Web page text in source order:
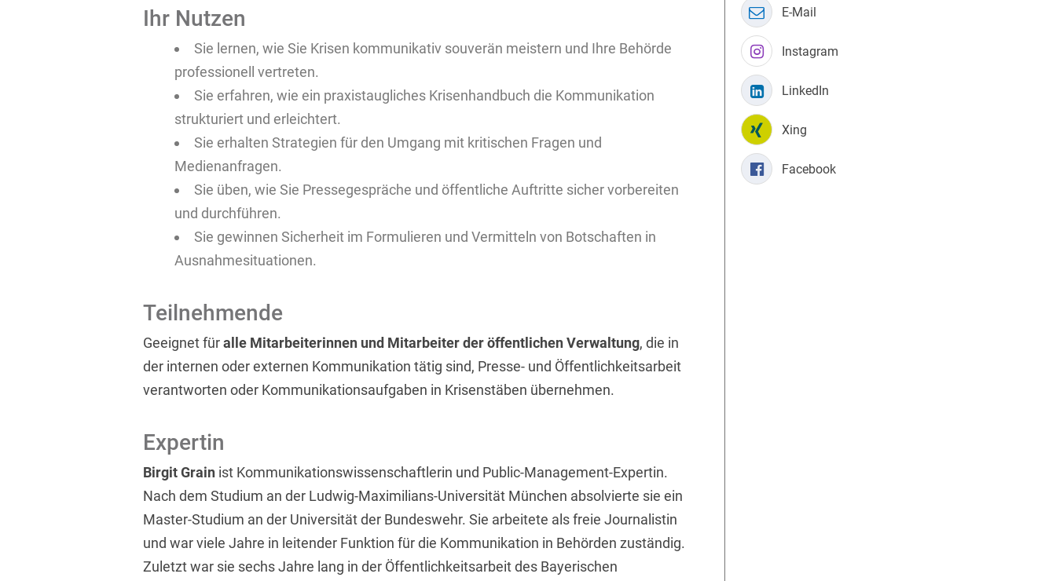
Ihr Nutzen
Sie lernen, wie Sie Krisen kommunikativ souverän meistern und Ihre Behörde
professionell vertreten.
Sie erfahren, wie ein praxistaugliches Krisenhandbuch die Kommunikation
strukturiert und erleichtert.
Sie erhalten Strategien für den Umgang mit kritischen Fragen und
Medienanfragen.
Sie üben, wie Sie Pressegespräche und öffentliche Auftritte sicher vorbereiten
und durchführen.
Sie gewinnen Sicherheit im Formulieren und Vermitteln von Botschaften in
Ausnahmesituationen.
Teilnehmende
Geeignet füralle Mitarbeiterinnen und Mitarbeiter der öffentlichen Verwaltung, die in
der internen oder externen Kommunikation tätig sind, Presse- und Öffentlichkeitsarbeit
verantworten oder Kommunikationsaufgaben in Krisenstäben übernehmen.
Expertin
Birgit Grain ist Kommunikationswissenschaftlerin und Public-Management-Expertin.
Nach dem Studium an der Ludwig-Maximilians-Universität München absolvierte sie ein
Master-Studium an der Universität der Bundeswehr. Sie arbeitete als freie Journalistin
und war viele Jahre in leitender Funktion für die Kommunikation in Behörden zuständig.
Zuletzt war sie sechs Jahre lang in der Öffentlichkeitsarbeit des Bayerischen
E-Mail
Instagram
LinkedIn
Xing
Facebook